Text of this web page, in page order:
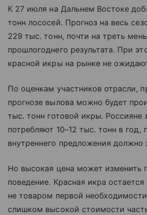
К 27 июля на Дальнем Востоке
тонн лососей. Прогноз на весь
229 тыс. тонн, почти на треть
прошлогоднего результата. При
красной икры на рынке не
По оценкам участников отрасли,
прогнозе вылова можно будет
тыс. тонн готовой икры. Россияне
потребляют 10–12 тыс. тонн в год,
внутреннего предложения должно
Но высокая цена может изменить
поведение. Красная икра
не товаром первой
слишком высокой стоимости